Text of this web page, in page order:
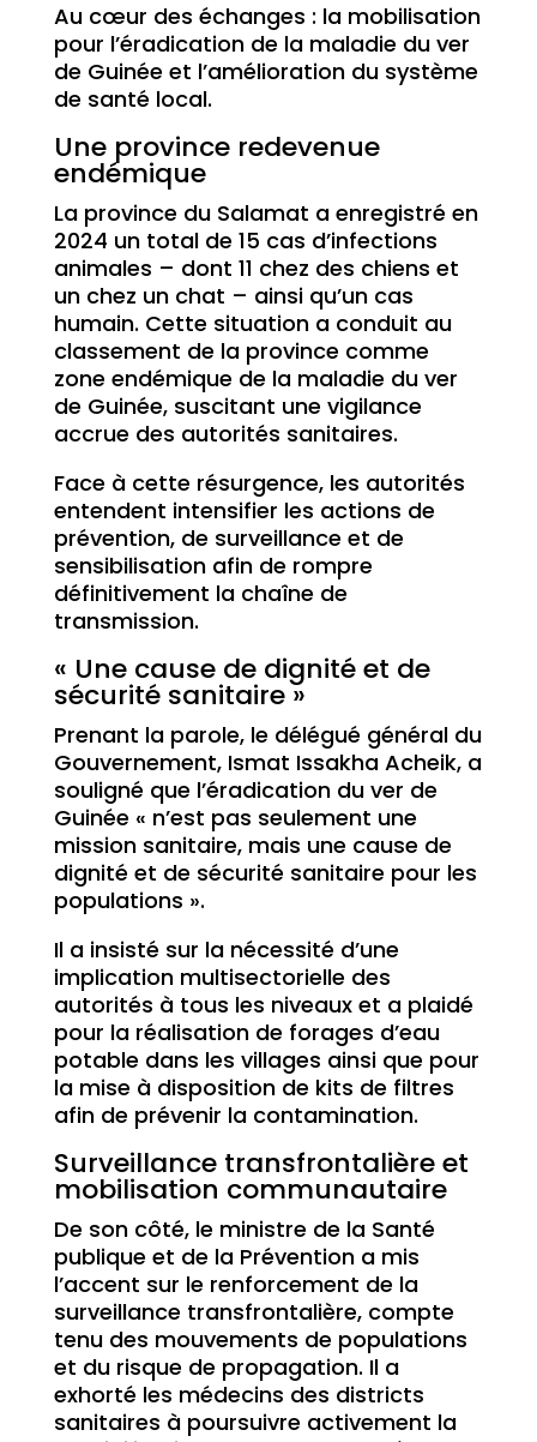
Au cœur des échanges : la mobilisation
pour l’éradication de la maladie du ver
de Guinée et l’amélioration du système
de santé local.
Une province redevenue
endémique
La province du Salamat a enregistré en
2024 un total de 15 cas d’infections
animales – dont 11 chez des chiens et
un chez un chat – ainsi qu’un cas
humain. Cette situation a conduit au
classement de la province comme
zone endémique de la maladie du ver
de Guinée, suscitant une vigilance
accrue des autorités sanitaires.
Face à cette résurgence, les autorités
entendent intensifier les actions de
prévention, de surveillance et de
sensibilisation afin de rompre
définitivement la chaîne de
transmission.
« Une cause de dignité et de
sécurité sanitaire »
Prenant la parole, le délégué général du
Gouvernement, Ismat Issakha Acheik, a
souligné que l’éradication du ver de
Guinée « n’est pas seulement une
mission sanitaire, mais une cause de
dignité et de sécurité sanitaire pour les
populations ».
Il a insisté sur la nécessité d’une
implication multisectorielle des
autorités à tous les niveaux et a plaidé
pour la réalisation de forages d’eau
potable dans les villages ainsi que pour
la mise à disposition de kits de filtres
afin de prévenir la contamination.
Surveillance transfrontalière et
mobilisation communautaire
De son côté, le ministre de la Santé
publique et de la Prévention a mis
l’accent sur le renforcement de la
surveillance transfrontalière, compte
tenu des mouvements de populations
et du risque de propagation. Il a
exhorté les médecins des districts
sanitaires à poursuivre activement la